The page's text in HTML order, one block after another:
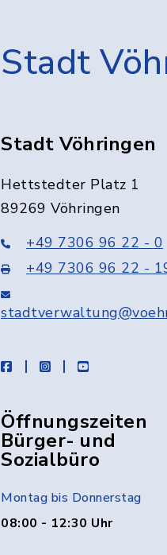
Stadt
Stadt Vöhringen
Hettstedter Platz 1
89269 Vöhringen
+49 7306 96 22 - 0
+49 7306 96 22 -
facebookinstagramyoutube
Öffnungszeiten
Bürger- und
Sozialbüro
Montag bis Donnerstag
08:00 - 12:30 Uhr